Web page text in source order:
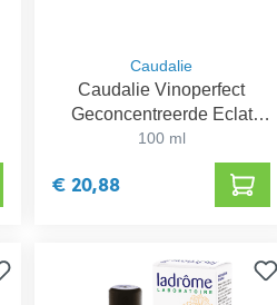
Caudalie
Caudalie Vinoperfect
Geconcentreerde Eclat
Glycolic Essence
100 ml
€ 20,88